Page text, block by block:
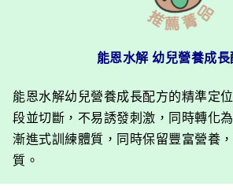
能恩水解 幼兒營養成長
能恩水解幼兒營養成長配方的精準定
段並切斷，不易誘發刺激，同時轉化
漸進式訓練體質，同時保留豐富營養
質。